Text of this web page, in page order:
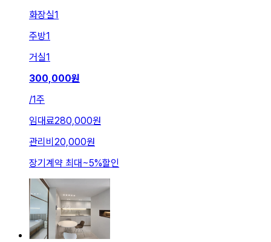
화장실1
주방1
거실1
300,000원
/1주
임대료280,000원
관리비 20,000원
장기계약 최대~5%할인